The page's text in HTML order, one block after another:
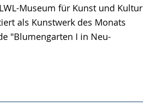
Museum für Kunst und Kultur
als Kunstwerk des Monats
"Blumengarten I in Neu-